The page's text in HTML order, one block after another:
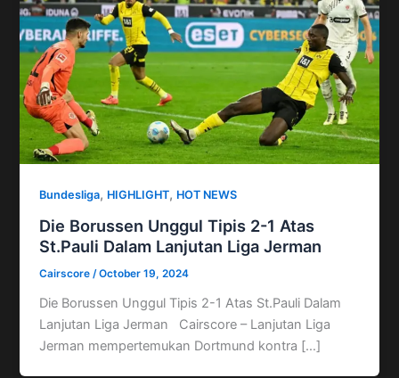
Bundesliga, HIGHLIGHT, HOT NEWS
Die Borussen Unggul Tipis 2-1 Atas
St.Pauli Dalam Lanjutan Liga Jerman
Cairscore/October 19, 2024
Die Borussen Unggul Tipis 2-1 Atas St.Pauli Dalam
Lanjutan Liga Jerman Cairscore – Lanjutan Liga
Jerman mempertemukan Dortmund kontra […]